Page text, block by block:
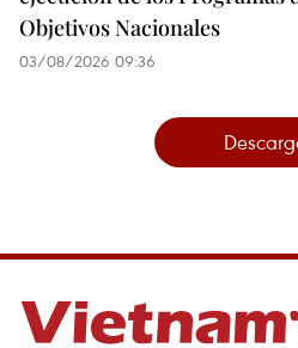
Objetivos Nacionales
03/08/2026 09:36